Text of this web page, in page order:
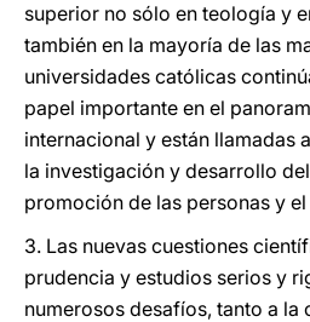
superior no sólo en teología y
también en la mayoría de las
universidades católicas
papel importante en el
internacional y están llamadas
la investigación y desarrollo
promoción de las personas y
3. Las nuevas cuestiones
prudencia y estudios serios y
numerosos desafíos, tanto a